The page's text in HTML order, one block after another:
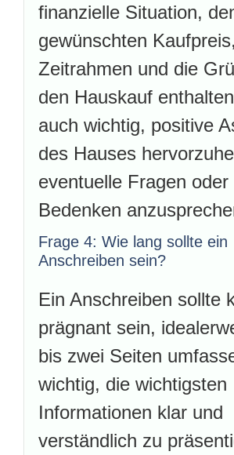
finanzielle Situation,
gewünschten
Zeitrahmen und die
den Hauskauf
auch wichtig, positive
des Hauses
eventuelle Fragen oder
Bedenken
Frage 4: Wie lang sollte ein
Anschreiben sein?
Ein Anschreiben sollte
prägnant sein,
bis zwei Seiten
wichtig, die wichtigsten
Informationen klar und
verständlich zu